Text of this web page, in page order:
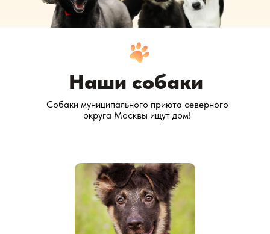
Cобаки муниципального приюта северного
округа Москвы ищут дом!
Наши собаки